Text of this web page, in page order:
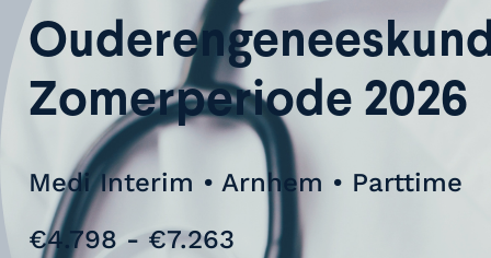
Zomerperiode 2026
Medi Interim • Arnhem • Parttime
€4.798 - €7.263